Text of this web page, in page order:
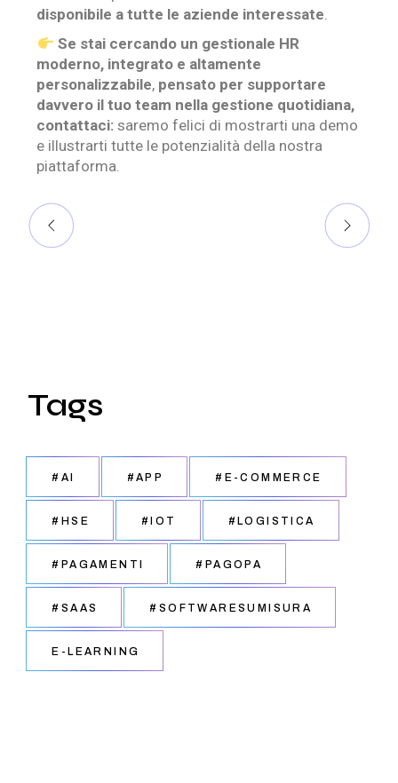
disponibile a tutte le aziende interessate.
Se stai cercando un gestionale HR
moderno, integrato e altamente
personalizzabile, pensato per supportare
davvero il tuo team nella gestione quotidiana,
contattaci: saremo felici di mostrarti una demo
e illustrarti tutte le potenzialità della nostra
piattaforma.
Tags
#AI #APP #E-COMMERCE
#HSE #IOT #LOGISTICA
#PAGAMENTI #PAGOPA
#SAAS #SOFTWARESUMISURA
E-LEARNING